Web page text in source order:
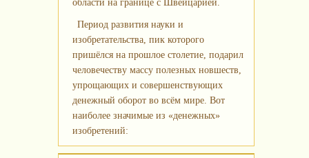
области на границе с Швейцарией.
Период развития науки и
изобретательства, пик которого
пришёлся на прошлое столетие, подарил
человечеству массу полезных новшеств,
упрощающих и совершенствующих
денежный оборот во всём мире. Вот
наиболее значимые из «денежных»
изобретений: